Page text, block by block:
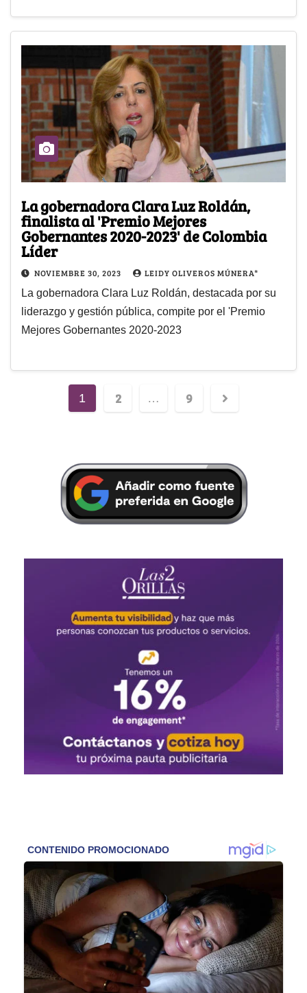
La gobernadora Clara Luz Roldán,
finalista al 'Premio Mejores
Gobernantes 2020-2023' de Colombia
Líder
NOVIEMBRE 30, 2023 LEIDY OLIVEROS MÚNERA*
La gobernadora Clara Luz Roldán, destacada por su
liderazgo y gestión pública, compite por el 'Premio
Mejores Gobernantes 2020-2023
1 2 … 9